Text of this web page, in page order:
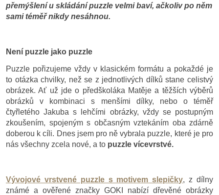
přemýšlení u skládání puzzle velmi baví, ačkoliv po něm
sami téměř nikdy nesáhnou.
Není puzzle jako puzzle
Puzzle pořizujeme vždy v klasickém formátu a pokaždé je
to otázka chvilky, než se z jednotlivých dílků stane celistvý
obrázek. Ať už jde o předškoláka Matěje a těžších výběrů
obrázků v kombinaci s menšími dílky, nebo o téměř
čtyřletého Jakuba s lehčími obrázky, vždy se postupným
zkoušením, spojeným s občasným vztekáním oba zdárně
doberou k cíli. Dnes jsem pro ně vybrala puzzle, které je pro
nás všechny zcela nové, a to puzzle vícevrstvé.
Vývojové vrstvené puzzle s motivem slepičky, z dílny
známé a ověřené značky GOKI nabízí dřevěné obrázky